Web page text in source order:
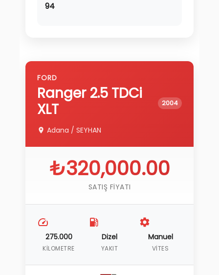
94
FORD
Ranger2.5 TDCi
XLT
2004
Adana / SEYHAN
₺320,000.00
SATIŞ FIYATI
275.000
KILOMETRE
Dizel
YAKIT
Manuel
VITES